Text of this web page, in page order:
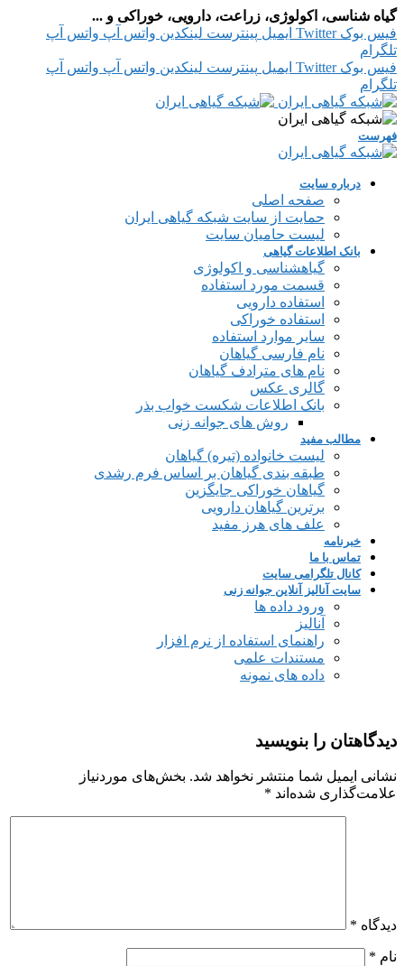
گیاه شناسی، اکولوژی، زراعت، دارویی، خوراکی و ...
فیس بوک Twitter ایمیل پینترست لینکدین واتس آپ واتس آپ
تلگرام
فیس بوک Twitter ایمیل پینترست لینکدین واتس آپ واتس آپ
تلگرام
فهرست
درباره سایت
صفحه اصلی
حمایت از سایت شبکه گیاهی ایران
لیست حامیان سایت
بانک اطلاعات گیاهی
گیاهشناسی و اکولوژی
قسمت مورد استفاده
استفاده دارویی
استفاده خوراکی
سایر موارد استفاده
نام فارسی گیاهان
نام های مترادف گیاهان
گالری عکس
بانک اطلاعات شکست خواب بذر
روش های جوانه زنی
مطالب مفید
لیست خانواده (تیره) گیاهان
طبقه بندی گیاهان بر اساس فرم رشدی
گیاهان خوراکی جایگزین
برترین گیاهان دارویی
علف های هرز مفید
خبرنامه
تماس با ما
کانال تلگرامی سایت
سایت آنالیز آنلاین جوانه زنی
ورود داده ها
آنالیز
راهنمای استفاده از نرم افزار
مستندات علمی
داده های نمونه
دیدگاهتان را بنویسید
نشانی ایمیل شما منتشر نخواهد شد. بخش‌های موردنیاز
علامت‌گذاری شده‌اند *
دیدگاه *
نام *